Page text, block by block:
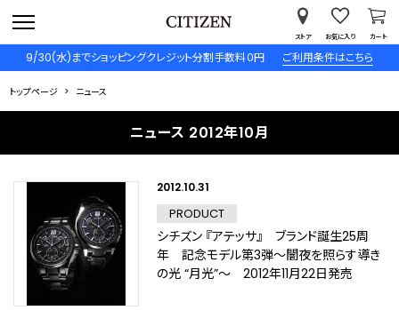
9/30(水)までショッピングクレジット分割手数料０円 ご利用条件はこちら
ストア お気に入り カート
トップページ ニュース
ニュース 2012年10月
2012.10.31
PRODUCT
シチズン 『アテッサ』 ブランド誕生25周
年 記念モデル第3弾～闇夜を照らす導き
の光 “月光”～ 2012年11月22日発売